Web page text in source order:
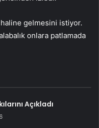
gelmesini istiyor.
onlara patlamada
Açıkladı